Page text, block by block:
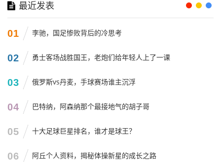
但是现在呢？当她在电视上看到弗拉帕尔扎着马尾，在世界
女孩心里的火苗是不是就被点燃了？
这就是榜样的力量,弗拉帕尔不仅仅是一个裁判，她是一座灯
塔，告诉全世界的女性：
不上的舞台。
我最近看到一个新闻（注：结合时事），在弗拉帕尔之后，
越来越多的女性裁判开始出现在顶级联赛中，比如在法甲、
德甲，我们都看到了更多女性的身影，这不仅仅是足球圈的
进步，更是整个社会性别平等进程的一个缩影。
这就好比以前我们觉得宇航员、战斗机飞行员只能是男人，
最近发表
01 李驰，国足惨败背后的冷思考
02 勇士客场战胜国王，老炮们给年轻人上了一课
03 俄罗斯vs丹麦，手球赛场谁主沉浮
04 巴特纳，阿森纳那个最接地气的胡子哥
05 十大足球巨星排名，谁才是球王？
06 阿丘个人资料，揭秘体操新星的成长之路